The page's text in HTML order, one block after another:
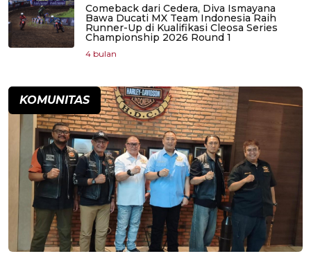
Comeback dari Cedera, Diva Ismayana
Bawa Ducati MX Team Indonesia Raih
Runner-Up di Kualifikasi Cleosa Series
Championship 2026 Round 1
4 bulan
KOMUNITAS